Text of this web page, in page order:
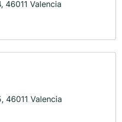
46011 Valencia
46011 Valencia